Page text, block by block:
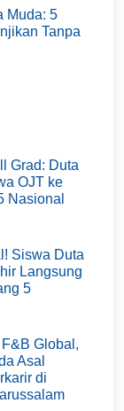
Muda: 5
Tanpa
Grad: Duta
OJT ke
Nasional
Siswa Duta
Langsung
5
Global,
Asal
di